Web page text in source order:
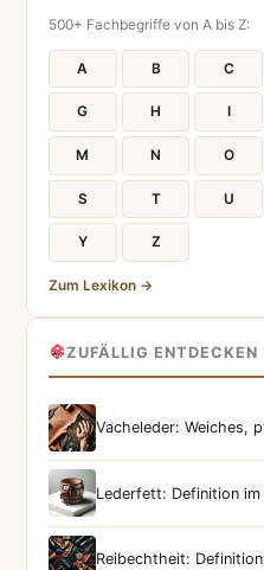
500+ Fachbegriffe von A bis Z:
A B C
G H I
M N O
S T U
Y Z
Zum Lexikon →
ZUFÄLLIG ENTDECKEN
Vacheleder: Weiches,
Lederfett: Definition im
Reibechtheit: